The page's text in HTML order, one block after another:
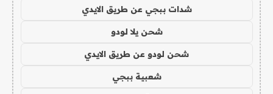
شدات ببجي عن طريق الايدي
شحن يلا لودو
شحن لودو عن طريق الايدي
شعبية ببجي